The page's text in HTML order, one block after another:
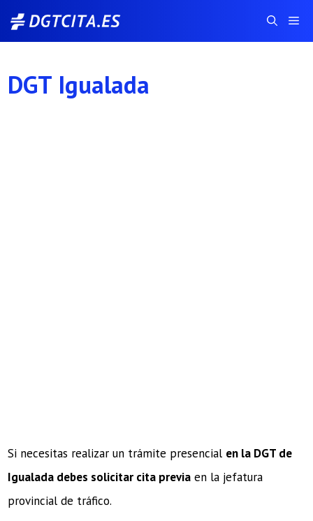
Saltar
DGT Igualada
Si necesitas realizar un trámite presencial en la DGT de
Igualada debes solicitar cita previa en la jefatura
provincial de tráfico.